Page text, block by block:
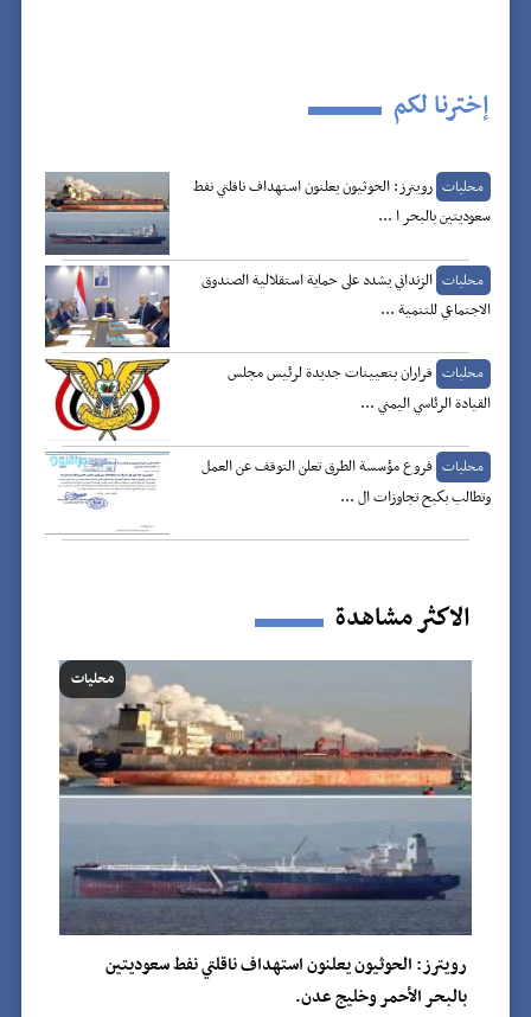
إخترنا لكم
محليات رويترز: الحوثيون يعلنون استهداف ناقلتي نفط
سعوديتين بالبحر ا ...
محليات الزنداني يشدد على حماية استقلالية الصندوق
الاجتماعي للتنمية ...
محليات قراران بتعيينات جديدة لرئيس مجلس
القيادة الرئاسي اليمني ...
محليات فروع مؤسسة الطرق تعلن التوقف عن العمل
وتطالب بكبح تجاوزات ال ...
الاكثر مشاهدة
محليات
رويترز: الحوثيون يعلنون استهداف ناقلتي نفط سعوديتين
بالبحر الأحمر وخليج عدن.